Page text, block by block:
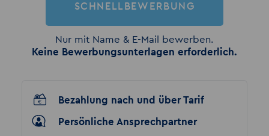
SCHNELLBEWERBUNG
Nur mit Name & E-Mail bewerben.
Keine Bewerbungsunterlagen erforderlich.
Bezahlung nach und über Tarif
Persönliche Ansprechpartner